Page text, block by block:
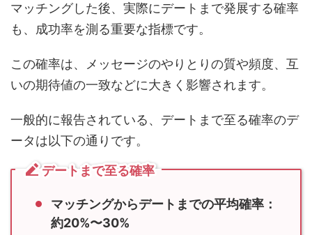
も、成功率を測る重要な指標です。
いの期待値の一致などに大きく影響されます。
ータは以下の通りです。
デートまで至る確率
約20%〜30%
メッセージ交換開始後のデート確率：約